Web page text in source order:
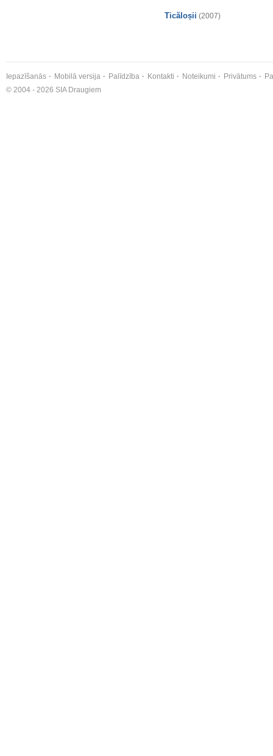
Ticăloșii (2007)
Iepazīšanās Mobilā versija Palīdzība Kontakti Noteikumi Privātums
© 2004 - 2026 SIA Draugiem